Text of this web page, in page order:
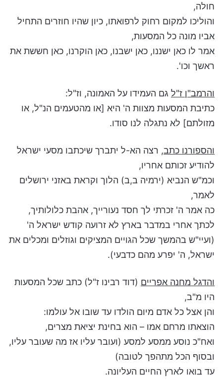
חולה,
והוליכו למקום רחוק לרפואתו, כיון שהיו חוזרים התחיל
אביו מונה כל המסעות,
אמר לו כאן ישננו, כאן ישבנו, כאן הוקרנו, כאן חששת את
ראשך וכו'.
והרמב"ן ז"ל גם העמידו על האמונה, וז"ל:
כתיבת המסעות מצוות ה' היא [או מהטעמים הנ"ל, או
מזולתם] לא נתגלה לנו סודו.
והספורנו כתב, רצה הא-ל יתברך שיכתבו מסעי ישראל
להודיע זכותם אחריו,
וכמ"ש הנביא (ירמיה ב,ב) הלוך וקראת באזני ירושלים
לאמר,
כה אמר ה' זכרתי לך חסד נעורייך, אהבת כלולותיך,
לכתך אחרי במדבר בארץ לא זרועה קודש ישראל ה'
(ועיי"ש בהמשך שכל הגויים המציקים וגוזלים ומכלים את
ישראל, ה' יפרע מהם כדבעי).
והדגל מחנה אפריים (דוד רבינו ז"ל) כתב שכל המסעות
היו מ"ב,
והן אצל כל אדם מיום הולדו עד שובו אל עולמו:
הוצאתו מרחם אמו – הוא בחינת יציאת מצרים,
ואח"כ נוסע ממסע למסע (ועובר עליו אז מה שעובר עליו,
ובסוף הכל מתהפך לטובה)
עד בואו לארץ החיים העליונה.